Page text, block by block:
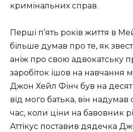
кримінальних справ.
Перші п’ять років життя в
більше думав про те, як
аніж про свою адвокатську
заробіток ішов на навчання
Джон Хейл Фінч був на
від мого батька, він надумав
час, коли ціни на бавовник
Аттікус поставив дядечка